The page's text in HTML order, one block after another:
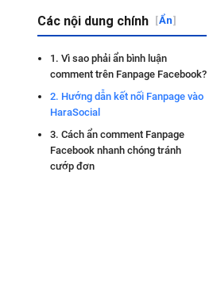
Các nội dung chính [Ẩn]
1. Vì sao phải ẩn bình luận
comment trên Fanpage Facebook?
2. Hướng dẫn kết nối Fanpage vào
HaraSocial
3. Cách ẩn comment Fanpage
Facebook nhanh chóng tránh
cướp đơn